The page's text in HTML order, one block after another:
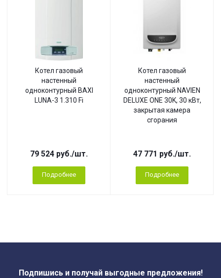
Котел газовый
настенный
одноконтурный BAXI
LUNA-3 1.310 Fi
79 524 руб./шт.
Подробнее
Котел газовый
настенный
одноконтурный NAVIEN
DELUXE ONE 30K, 30 кВт,
закрытая камера
сгорания
47 771 руб./шт.
Подробнее
Подпишись и получай выгодные предложения!